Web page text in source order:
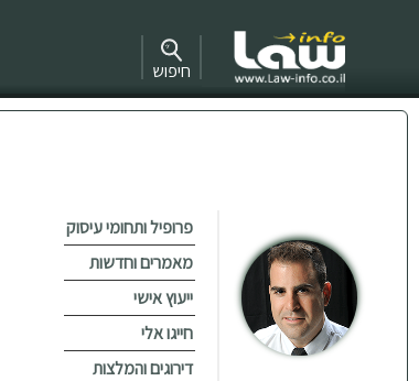
חיפוש
פרופיל ותחומי עיסוק
מאמרים וחדשות
ייעוץ אישי
חייגו אלי
דירוגים והמלצות